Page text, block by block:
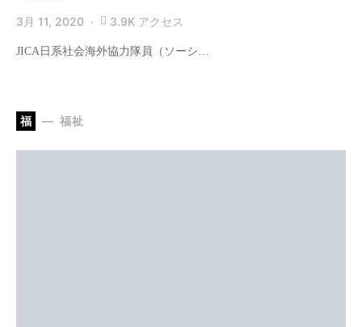
3月 11, 2020 3.9K アクセス
JICA日系社会海外協力隊員（ソーシ…
福 福祉